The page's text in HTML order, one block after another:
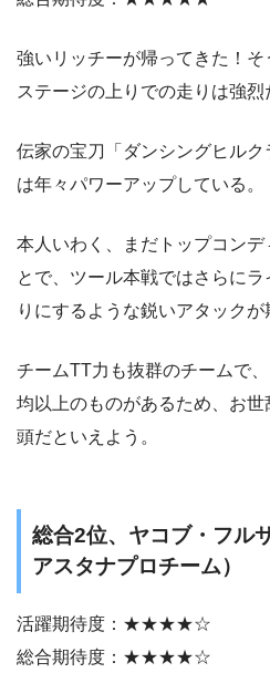
強いリッチーが帰ってきた！
ステージの上りでの走りは強烈
伝家の宝刀「ダンシングヒル
は年々パワーアップしている。
本人いわく、まだトップコンデ
とで、ツール本戦ではさらに
りにするような鋭いアタックが
チームTT力も抜群のチームで
均以上のものがあるため、お
頭だといえよう。
総合2位、ヤコブ・フル
アスタナプロチーム）
活躍期待度：★★★★☆
総合期待度：★★★★☆